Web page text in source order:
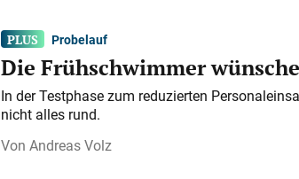
Probelauf
Die Frühschwimmer
In der Testphase zum reduzierten
nicht alles rund.
Andreas Volz